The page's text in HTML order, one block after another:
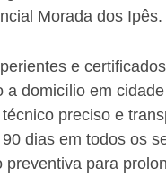
Morada dos Ipês.
e certificados
a domicílio em
preciso e
dias em todos os
para